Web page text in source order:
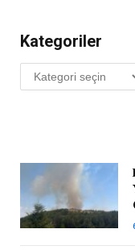
Kategoriler
Kategoriler